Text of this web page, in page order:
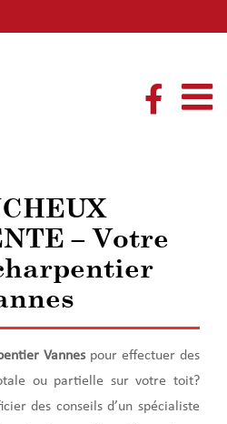
– Votre
Vannespour effectuer des
ou partielle sur votre toit?
des conseils d’un spécialiste